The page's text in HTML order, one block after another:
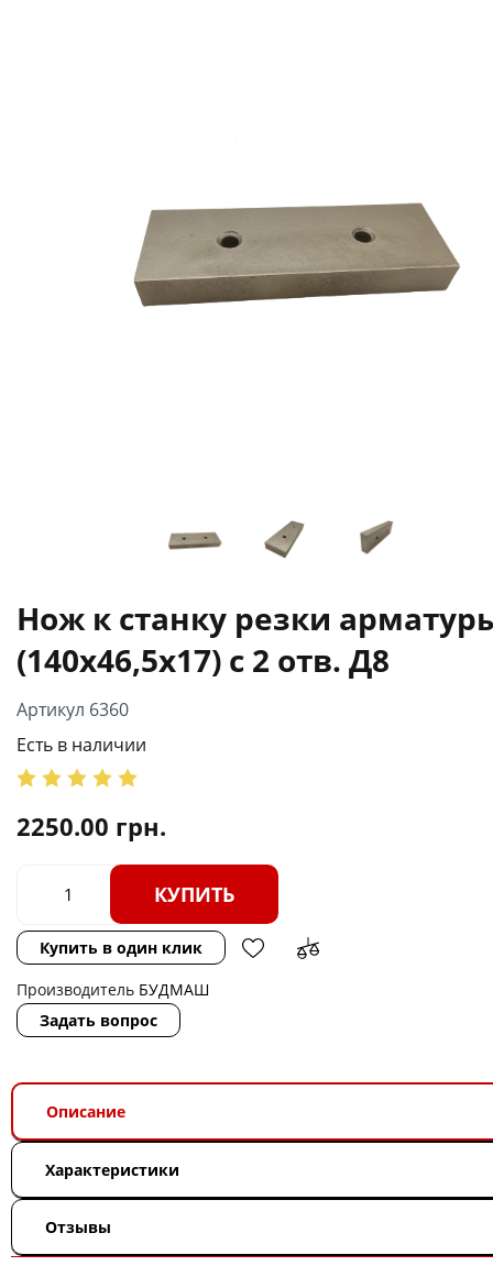
Нож к станку резки
(140х46,5х17) c 2 отв. Д8
Артикул 6360
Есть в наличии
2250.00 грн.
КУПИТЬ
Купить в один клик
Производитель БУДМАШ
Задать вопрос
Описание
Характеристики
Отзывы